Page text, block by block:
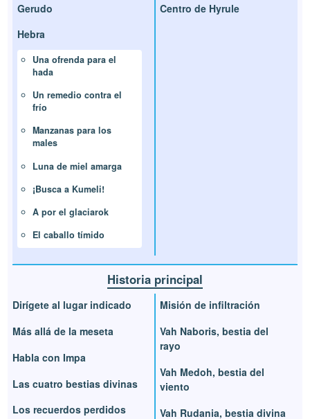
Gerudo
Hebra
Una ofrenda para el
hada
Un remedio contra el
frío
Manzanas para los
males
Luna de miel amarga
¡Busca a Kumeli!
A por el glaciarok
El caballo tímido
Centro de Hyrule
Historia principal
Dirígete al lugar indicado
Más allá de la meseta
Habla con Impa
Las cuatro bestias divinas
Los recuerdos perdidos
Misión de infiltración
Vah Naboris, bestia del
rayo
Vah Medoh, bestia del
viento
Vah Rudania, bestia divina